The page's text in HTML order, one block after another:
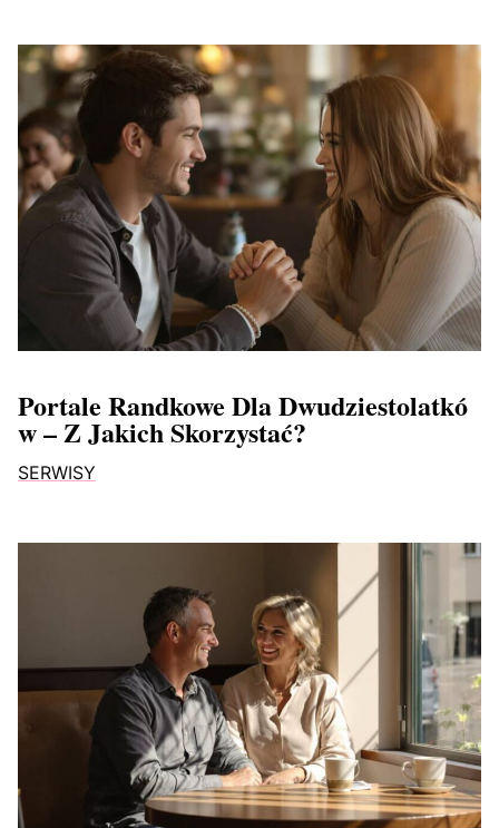
Portale Randkowe Dla Dwudziestolatkó
W – Z Jakich Skorzystać?
SERWISY